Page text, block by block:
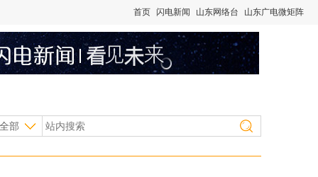
首页 闪电新闻 山东网络台 山东广电微矩阵
部